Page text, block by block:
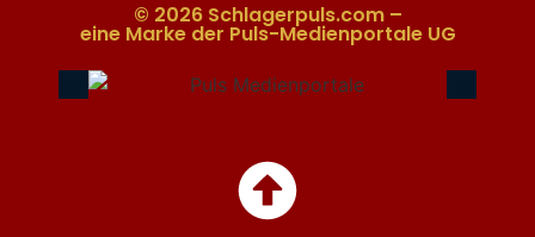
© 2026 Schlagerpuls.com –
eine Marke der Puls-Medienportale UG​